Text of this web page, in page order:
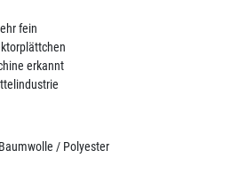
fein
erkannt
/ Polyester